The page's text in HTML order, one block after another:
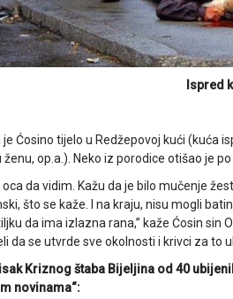
Ispred
je Ćosino tijelo u Redžepovoj kući (kuća
op.a.). Neko iz porodice otišao je
oca da vidim. Kažu da je bilo mučenje
što se kaže. I na kraju, nisu mogli
da ima izlazna rana,” kaže Ćosin sin
da se utvrde sve okolnosti i krivci za to
Kriznog štaba Bijeljina od 40
novinama“: